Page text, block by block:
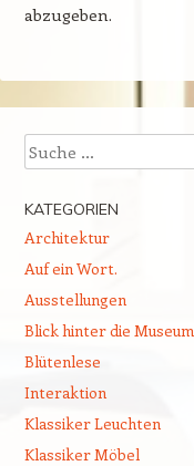
abzugeben.
Suchen
KATEGORIEN
Architektur
Auf ein Wort.
Ausstellungen
Blick hinter die
Blütenlese
Interaktion
Klassiker Leuchten
Klassiker Möbel